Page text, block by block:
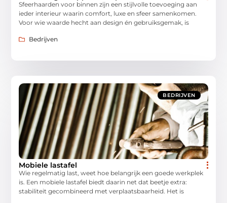
Sfeerhaarden voor binnen zijn een stijlvolle toevoeging aan
ieder interieur waarin comfort, luxe en sfeer samenkomen.
Voor wie waarde hecht aan design én gebruiksgemak, is
Bedrijven
BEDRIJVEN
Mobiele lastafel
Wie regelmatig last, weet hoe belangrijk een goede werkplek
is. Een mobiele lastafel biedt daarin net dat beetje extra:
stabiliteit gecombineerd met verplaatsbaarheid. Het is